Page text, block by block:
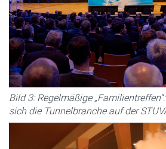
Bild 3: Regelmäßige
sich die Tunnelbranche auf der